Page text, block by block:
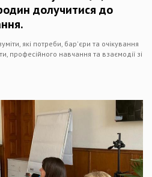
долучитися до
які потреби, бар'єри та очікування
професійного навчання та взаємодії зі